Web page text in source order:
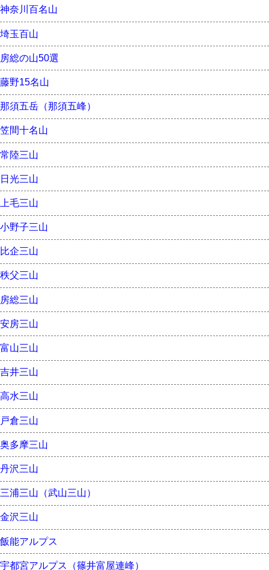
神奈川百名山
埼玉百山
房総の山50選
藤野15名山
那須五岳（那須五峰）
笠間十名山
常陸三山
日光三山
上毛三山
小野子三山
比企三山
秩父三山
房総三山
安房三山
富山三山
吉井三山
高水三山
戸倉三山
奥多摩三山
丹沢三山
三浦三山（武山三山）
金沢三山
飯能アルプス
宇都宮アルプス（篠井富屋連峰）